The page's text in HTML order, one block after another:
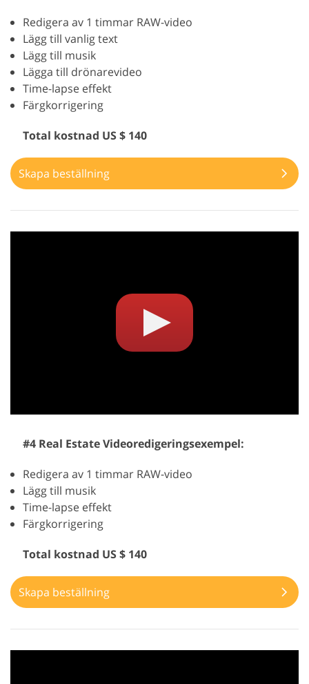
Redigera av 1 timmar RAW-video
Lägg till vanlig text
Lägg till musik
Lägga till drönarevideo
Time-lapse effekt
Färgkorrigering
Total kostnad US $ 140
Skapa beställning
#4 Real Estate Videoredigeringsexempel:
Redigera av 1 timmar RAW-video
Lägg till musik
Time-lapse effekt
Färgkorrigering
Total kostnad US $ 140
Skapa beställning